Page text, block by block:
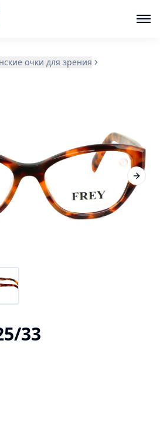
очки для зрения
Next
33